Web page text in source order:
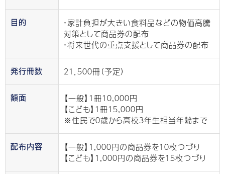
目的
・家計負担が大きい食料品などの物価高騰
対策として商品券の配布
・将来世代の重点支援として商品券の配布
発行冊数 ２１，５００冊（予定）
額面
【一般】１冊１０,０００円
【こども】１冊１５,０００円
※住民で０歳から高校３年生相当年齢まで
配布内容
【一般】１,０００円の商品券を１０枚つづり
【こども】１,０００円の商品券を１５枚つづり